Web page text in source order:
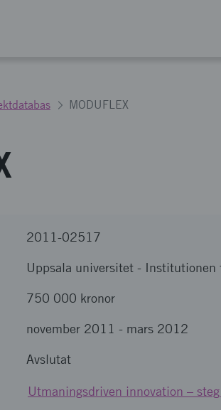
MODUFLEX
2011-02517
Uppsala universitet - Institutionen
750 000 kronor
november 2011 - mars 2012
Avslutat
Utmaningsdriven innovation –